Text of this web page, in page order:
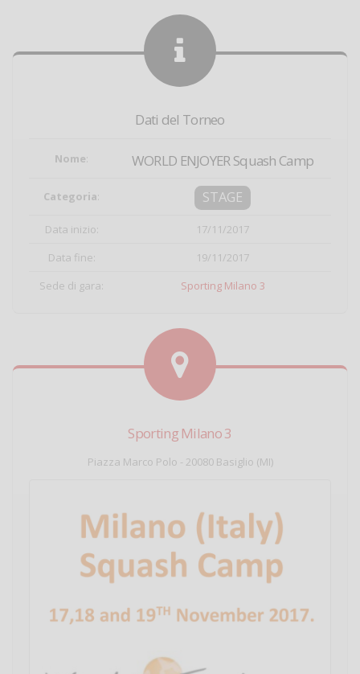
Dati del Torneo
Nome: WORLD ENJOYER Squash Camp
Categoria: STAGE
Data inizio:
17/11/2017
Data fine:
19/11/2017
Sede di gara:
Sporting Milano 3
Sporting Milano 3
Piazza Marco Polo - 20080 Basiglio (MI)